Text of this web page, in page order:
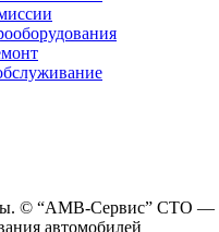
© “АМВ-Сервис” СТО —
автомобилей